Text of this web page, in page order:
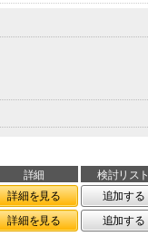
詳細
検討リスト
詳細を見る
追加する
詳細を見る 追加する